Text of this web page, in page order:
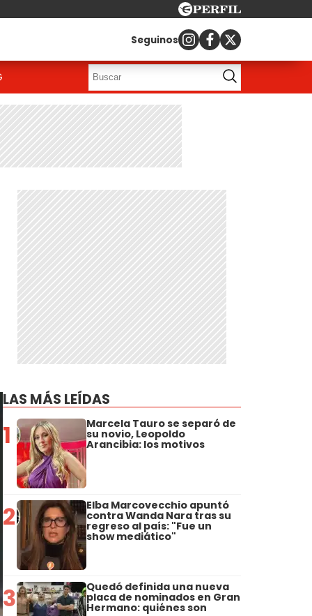
Seguinos
LAS MÁS LEÍDAS
1 Marcela Tauro se separó de
su novio, Leopoldo
Arancibia: los motivos
2 Elba Marcovecchio apuntó
contra Wanda Nara tras su
regreso al país: "Fue un
show mediático"
3 Quedó definida una nueva
placa de nominados en Gran
Hermano: quiénes son